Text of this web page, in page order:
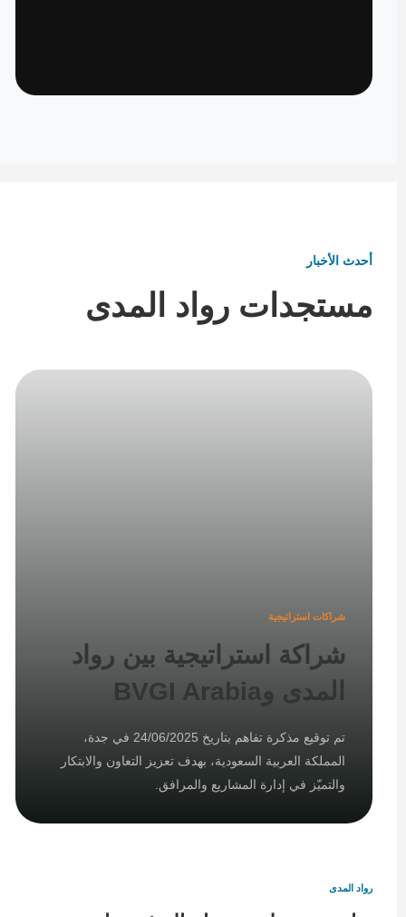
أحدث الأخبار
مستجدات رواد المدى
شراكات استراتيجية
شراكة استراتيجية بين رواد
المدى وBVGI Arabia
تم توقيع مذكرة تفاهم بتاريخ 24/06/2025 في جدة،
المملكة العربية السعودية، بهدف تعزيز التعاون والابتكار
والتميّز في إدارة المشاريع والمرافق.
رواد المدى